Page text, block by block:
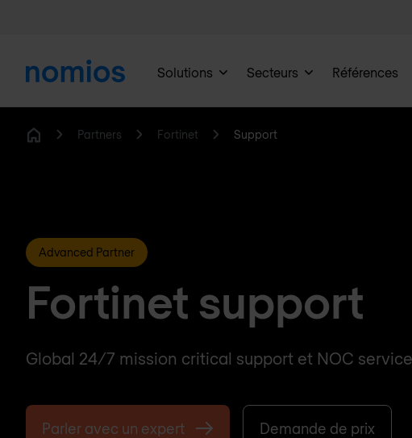
Solutions Secteurs Références
Partners Fortinet Support
Advanced Partner
Fortinet support
Global 24/7 mission critical support et NOC
Parler avec un expert Demande de prix